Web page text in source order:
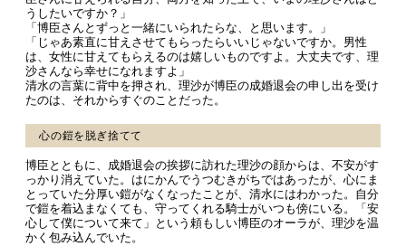
うしたいですか？」
「博臣さんとずっと一緒にいられたらな、と思います。」
「じゃあ素直に甘えさせてもらったらいいじゃないですか。男性
は、女性に甘えてもらえるのは嬉しいものですよ。大丈夫です、理
沙さんなら幸せになれますよ」
清水の言葉に背中を押され、理沙が博臣の成婚退会の申し出を受け
たのは、それからすぐのことだった。
心の鎧を脱ぎ捨てて
博臣とともに、成婚退会の挨拶に訪れた理沙の顔からは、不安がす
っかり消えていた。はにかんでうつむきがちではあったが、心にま
とっていた分厚い鎧がなくなったことが、清水にはわかった。自分
で鎧を着込まなくても、守ってくれる騎士がいつも傍にいる。「安
心して僕について来て」という頼もしい博臣のオーラが、理沙を温
かく包み込んでいた。